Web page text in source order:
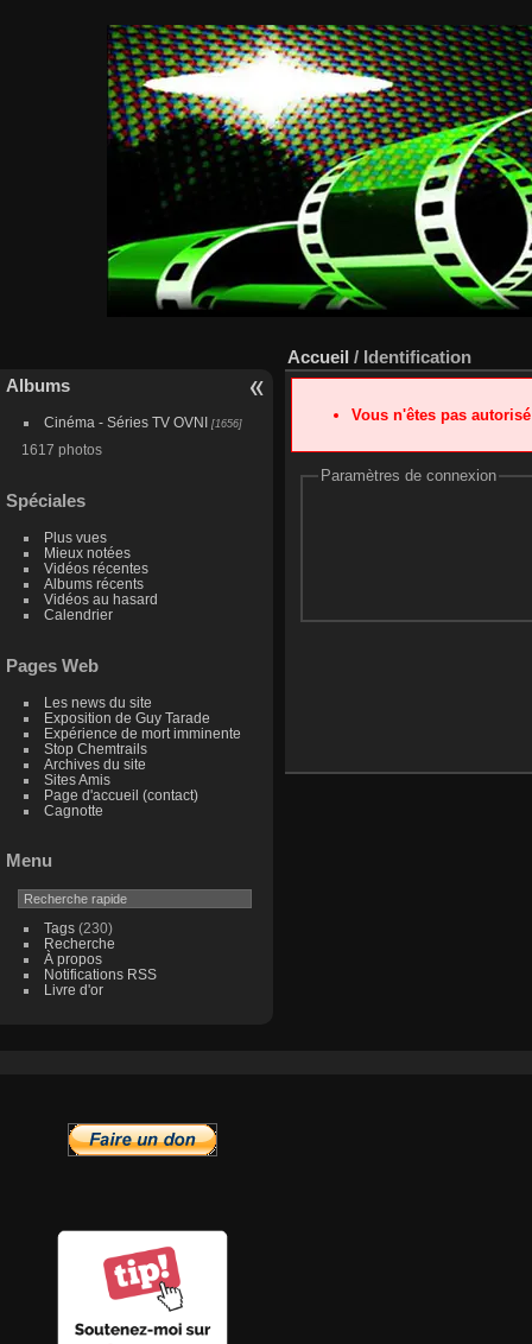
Albums
Cinéma - Séries TV OVNI [1656]
1617 photos
Spéciales
Plus vues
Mieux notées
Vidéos récentes
Albums récents
Vidéos au hasard
Calendrier
Pages Web
Les news du site
Exposition de Guy Tarade
Expérience de mort imminente
Stop Chemtrails
Archives du site
Sites Amis
Page d'accueil (contact)
Cagnotte
Menu
Tags(230)
Recherche
À propos
Notifications RSS
Livre d'or
Accueil / Identification
Vous n'êtes pas
Paramètres de connexion